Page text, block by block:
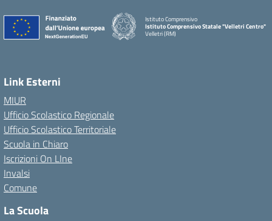
Istituto Comprensivo
Istituto Comprensivo Statale "Velletri Centro"
Velletri (RM)
Link Esterni
MIUR
Ufficio Scolastico Regionale
Ufficio Scolastico Territoriale
Scuola in Chiaro
Iscrizioni On LIne
Invalsi
Comune
La Scuola